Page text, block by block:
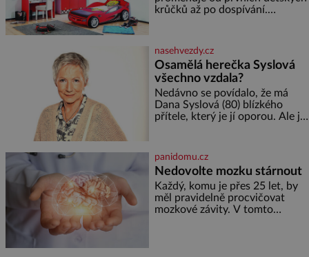
krůčků až po dospívání.
soustředění i odpočinek a
reaguje na každou etapu života
a specifické potřeby dítěte. Pro
nejmenší je klíčová
jednoduchost, měkkost a
bezpečí, proto by pokoj
miminka měl působit především
nasehvezdy.cz
Osamělá herečka Syslová
všechno vzdala?
Nedávno se povídalo, že má
Dana Syslová (80) blízkého
přítele, který je jí oporou. Ale je
častěji mluví o svém odchodu.
Dohnala ji snad samota? Půs
panidomu.cz
Nedovolte mozku stárnout
Každý, komu je přes 25 let, by
měl pravidelně procvičovat
mozkové závity. V tomto